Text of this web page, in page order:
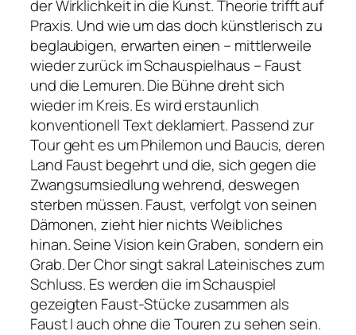
der Wirklichkeit in die Kunst. Theorie trifft auf
Praxis. Und wie um das doch künstlerisch zu
beglaubigen, erwarten einen – mittlerweile
wieder zurück im Schauspielhaus – Faust
und die Lemuren. Die Bühne dreht sich
wieder im Kreis. Es wird erstaunlich
konventionell Text deklamiert. Passend zur
Tour geht es um Philemon und Baucis, deren
Land Faust begehrt und die, sich gegen die
Zwangsumsiedlung wehrend, deswegen
sterben müssen. Faust, verfolgt von seinen
Dämonen, zieht hier nichts Weibliches
hinan. Seine Vision kein Graben, sondern ein
Grab. Der Chor singt sakral Lateinisches zum
Schluss. Es werden die im Schauspiel
gezeigten Faust-Stücke zusammen als
Faust Iauch ohne die Touren zu sehen sein.